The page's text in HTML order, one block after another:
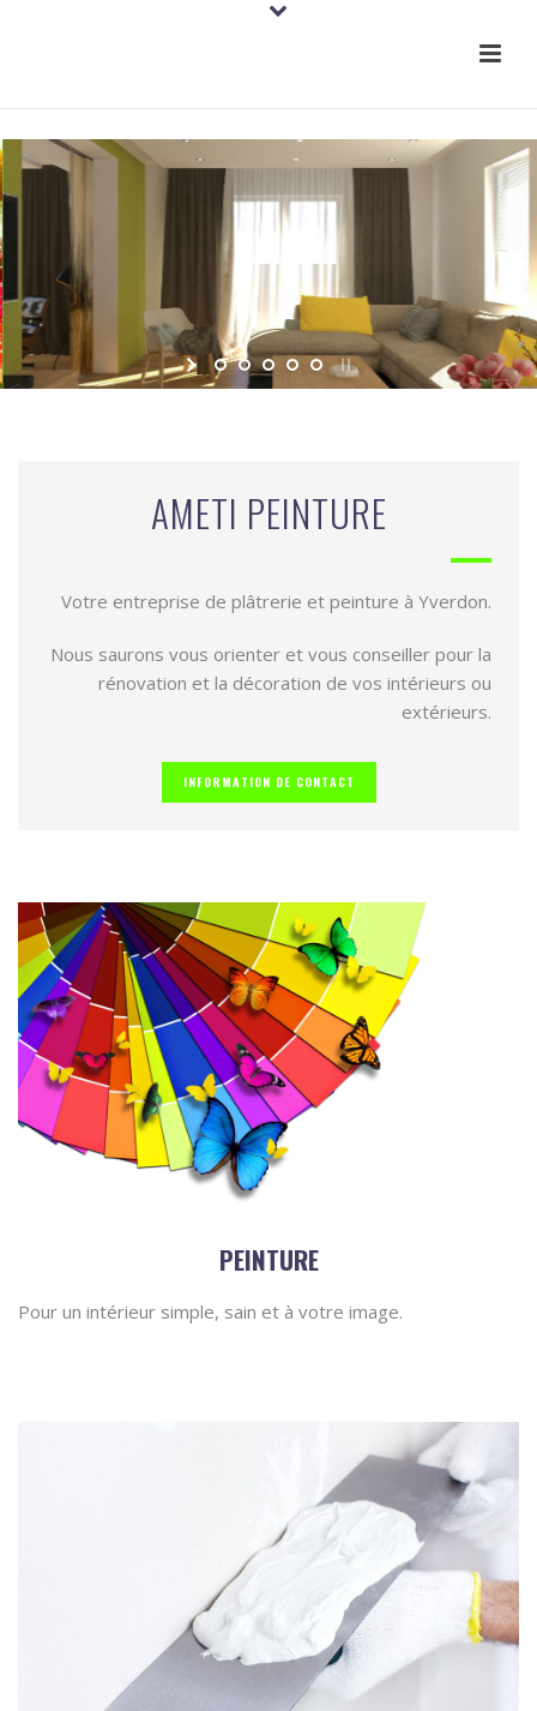
CONTACT
AMETI PEINTURE
Votre entreprise de plâtrerie et peinture à Yverdon.
Nous saurons vous orienter et vous conseiller pour la
rénovation et la décoration de vos intérieurs ou
extérieurs.
INFORMATION DE CONTACT
PEINTURE
Pour un intérieur simple, sain et à votre image.